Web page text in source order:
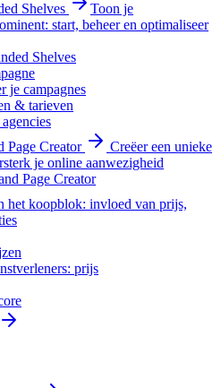
Shelves
Toon je
start, beheer en optimaliseer
Shelves
je campagnes
& tarieven
Page Creator
Creëer een unieke
je online aanwezigheid
Page Creator
het koopblok: invloed van prijs,
prijs